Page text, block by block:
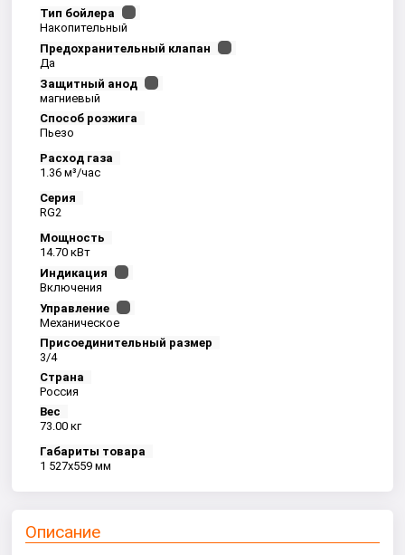
Тип бойлера
Накопительный
Предохранительный клапан
Да
Защитный анод
магниевый
Способ розжига
Пьезо
Расход газа
1.36 м³/час
Серия
RG2
Мощность
14.70 кВт
Индикация
Включения
Управление
Механическое
Присоединительный размер
3/4
Страна
Россия
Вес
73.00 кг
Габариты товара
1 527x559 мм
Описание